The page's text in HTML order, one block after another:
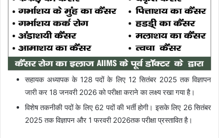
सहायक अध्यापकके 128 पदोंके लिए 12 सितंबर 2025 तक विज्ञापन
जारी कर 18 जनवरी 2026को परीक्षा कराने का लक्ष्य रखा गया है।
विशेष तकनीकी पदोंके लिए 62 पदोंकी भर्ती होगी। इसके लिए 26 सितंबर
2025 तक विज्ञापन और 1 फरवरी 2026तक परीक्षा प्रस्तावित है।